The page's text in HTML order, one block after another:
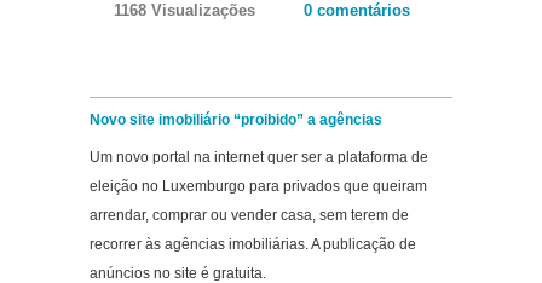
1168 Visualizações
0 comentários
Novo site imobiliário “proibido” a agências
Um novo portal na internet quer ser a plataforma de
eleição no Luxemburgo para privados que queiram
arrendar, comprar ou vender casa, sem terem de
recorrer às agências imobiliárias. A publicação de
anúncios no site é gratuita.